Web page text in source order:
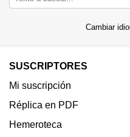
Cambiar
SUSCRIPTORES
Mi suscripción
Réplica en PDF
Hemeroteca